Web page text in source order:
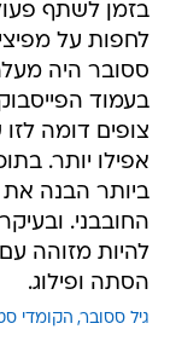
בזמן לשתף
לחפות על
ססובר היה
בעמוד
אפילו יותר.
ביותר הבנה את
החובבני.
להיות מזוהה
הסתה ופילוג.
גיל ססובר הקומדי